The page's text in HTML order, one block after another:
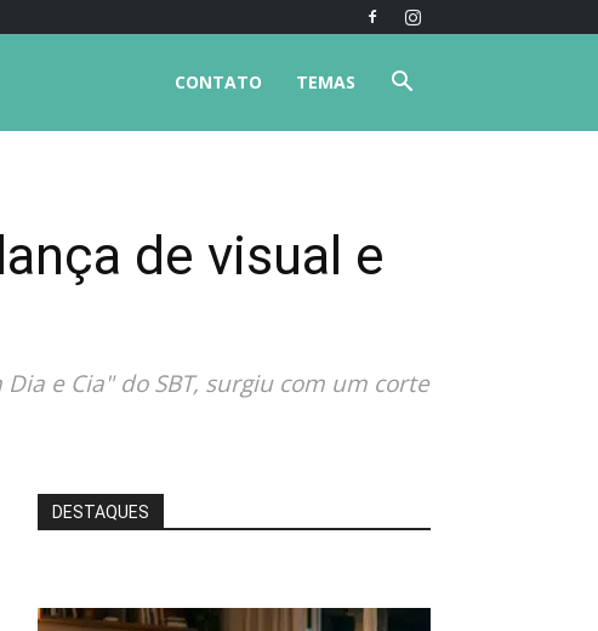
TEMAS
CONTATO
de visual e
e Cia" do SBT, surgiu com um corte
DESTAQUES